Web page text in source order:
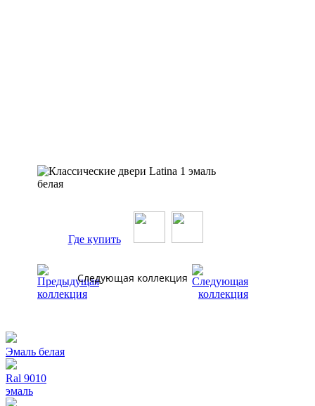
Где купить
Следующая коллекция
Эмаль белая
Ral 9010
эмаль